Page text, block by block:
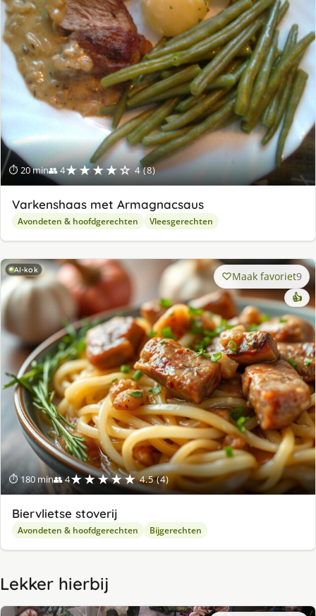
⏱ 20 min👥 4★★★★☆ 4 (8)
Varkenshaas met Armagnacsaus
Avondeten & hoofdgerechten Vleesgerechten
AI-kok
⏱ 180 min👥 4★★★★★ 4.5 (4)
Maak favoriet9
👍
Biervlietse stoverij
Avondeten & hoofdgerechten Bijgerechten
Lekker hierbij